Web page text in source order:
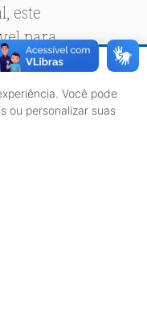
este
para
Você pode
ou personalizar suas